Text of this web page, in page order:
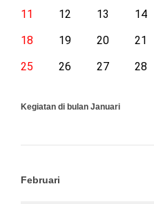
11
12 13 14
18
19 20 21
25
26 27 28
Kegiatan di bulan Januari
Februari